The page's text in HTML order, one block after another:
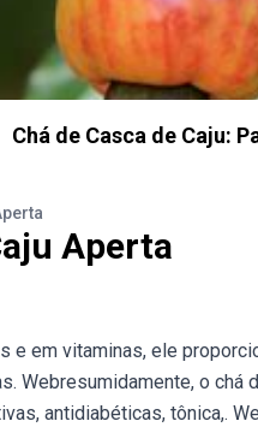
Chá de Casca de Caju:
Aperta
e em vitaminas, ele
Webresumidamente, o chá
antidiabéticas, tônica,.